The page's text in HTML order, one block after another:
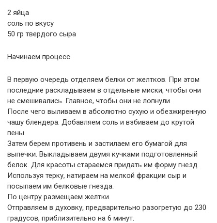
2 яйца
соль по вкусу
50 гр твердого сыра
Начинаем процесс
В первую очередь отделяем белки от желтков. При этом
последние раскладываем в отдельные миски, чтобы они
не смешивались. Главное, чтобы они не лопнули.
После чего выливаем в абсолютно сухую и обезжиренную
чашу блендера. Добавляем соль и взбиваем до крутой
пены.
Затем берем противень и застилаем его бумагой для
выпечки. Выкладываем двумя кучками подготовленный
белок. Для красоты стараемся придать им форму гнезд.
Используя терку, натираем на мелкой фракции сыр и
посыпаем им белковые гнезда.
По центру размещаем желтки.
Отправляем в духовку, предварительно разогретую до 230
градусов, приблизительно на 6 минут.